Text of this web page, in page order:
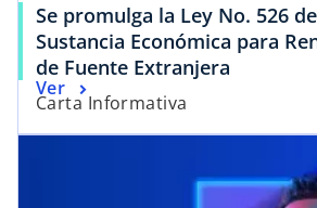
Se promulga la Ley No. 526
Sustancia Económica para
de Fuente Extranjera
Carta Informativa
Ver